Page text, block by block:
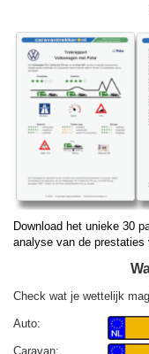
Download het unieke 30
analyse van de
Check wat je wettelijk
Auto:
Caravan: